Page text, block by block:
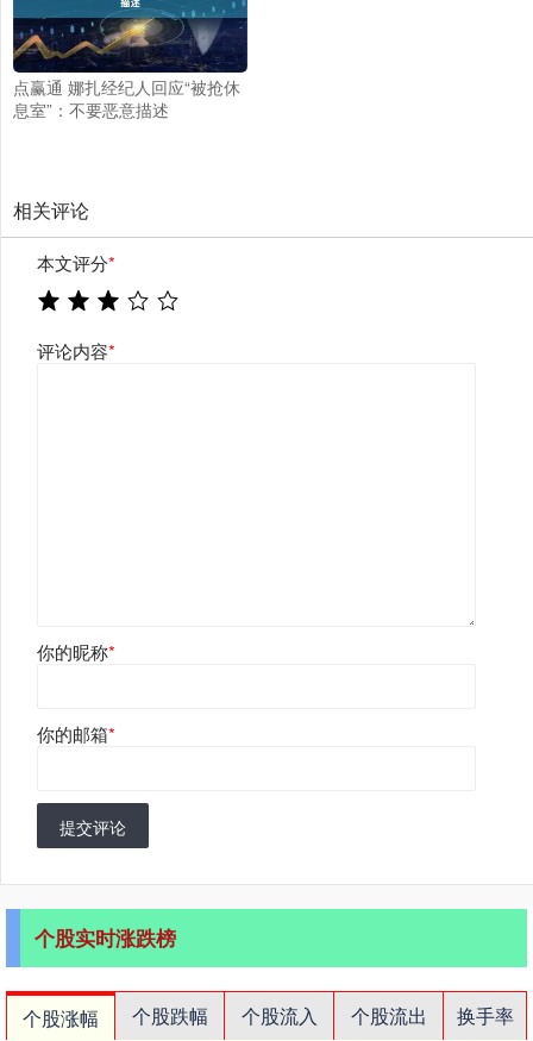
点赢通 娜扎经纪人回应“被抢休
息室”：不要恶意描述
相关评论
本文评分*
评论内容*
你的昵称*
你的邮箱*
提交评论
个股实时涨跌榜
个股涨幅 个股跌幅 个股流入 个股流出
换手率